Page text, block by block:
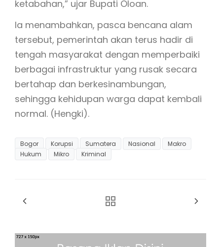
ketabahan,” ujar Bupati Oloan.
Ia menambahkan, pasca bencana alam
tersebut, pemerintah akan terus hadir di
tengah masyarakat dengan memperbaiki
berbagai infrastruktur yang rusak secara
bertahap dan berkesinambungan,
sehingga kehidupan warga dapat kembali
normal. (Hengki).
Bogor Korupsi Sumatera Nasional
Makro
Hukum
Mikro Kriminal